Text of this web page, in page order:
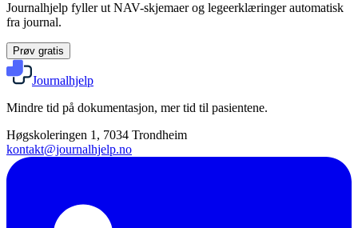
Journalhjelp fyller ut NAV-skjemaer og legeerklæringer automatisk
fra journal.
Prøv gratis
Journalhjelp
Mindre tid på dokumentasjon, mer tid til pasientene.
Høgskoleringen 1, 7034 Trondheim
kontakt@journalhjelp.no